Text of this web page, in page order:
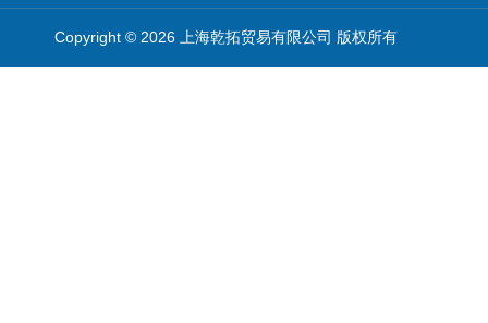
Copyright © 2026 上海乾拓贸易有限公司 版权所有